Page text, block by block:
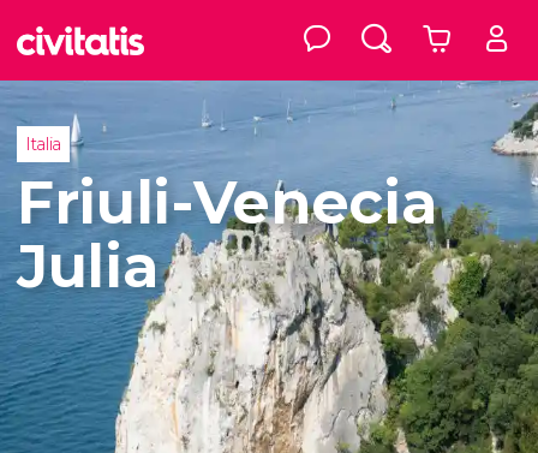
Italia
Friuli-Venecia
Julia